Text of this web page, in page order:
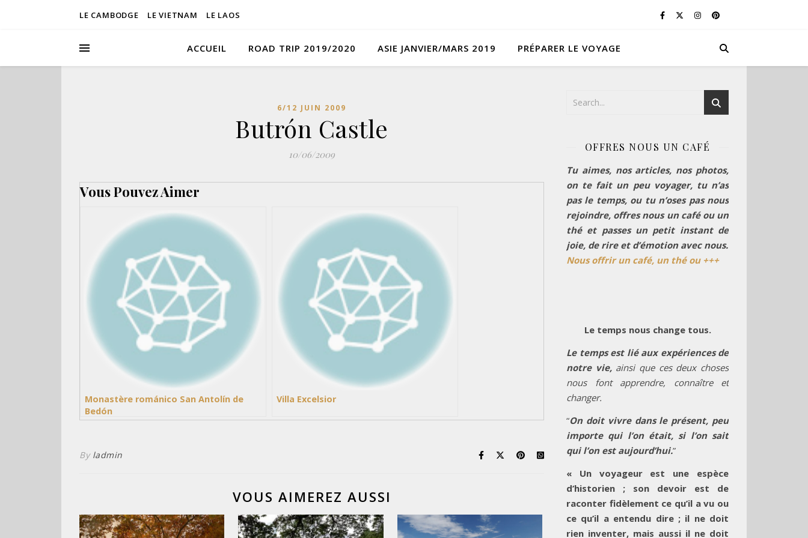
LE CAMBODGE LE VIETNAM LE LAOS
ACCUEIL ROAD TRIP 2019/2020 ASIE JANVIER/MARS 2019 PRÉPARER LE VOYAGE
6/12 JUIN 2009
Butrón Castle
10/06/2009
Vous Pouvez Aimer
Monastère románico San Antolín de
Bedón
Villa Excelsior
By ladmin
VOUS AIMEREZ AUSSI
OFFRES NOUS UN CAFÉ
Tu aimes, nos articles, nos photos,
on te fait un peu voyager, tu n’as
pas le temps, ou tu n’oses pas nous
rejoindre, offres nous un café ou un
thé et passes un petit instant de
joie, de rire et d’émotion avec nous.
Nous offrir un café, un thé ou +++
Le temps nous change tous.
Le temps est lié aux expériences de
notre vie, ainsi que ces deux choses
nous font apprendre, connaître et
changer.
“On doit vivre dans le présent, peu
importe qui l’on était, si l’on sait
qui l’on est aujourd’hui.”
« Un voyageur est une espèce
d’historien ; son devoir est de
raconter fidèlement ce qu’il a vu ou
ce qu’il a entendu dire ; il ne doit
rien inventer, mais aussi il ne doit